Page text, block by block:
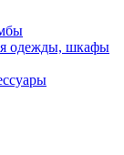
одежды, шкафы